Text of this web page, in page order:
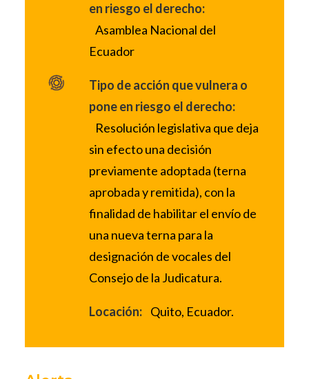
en riesgo el derecho:
Asamblea Nacional del
Ecuador
Tipo de acción que vulnera o
pone en riesgo el derecho:
Resolución legislativa que deja
sin efecto una decisión
previamente adoptada (terna
aprobada y remitida), con la
finalidad de habilitar el envío de
una nueva terna para la
designación de vocales del
Consejo de la Judicatura.
Locación: Quito, Ecuador.